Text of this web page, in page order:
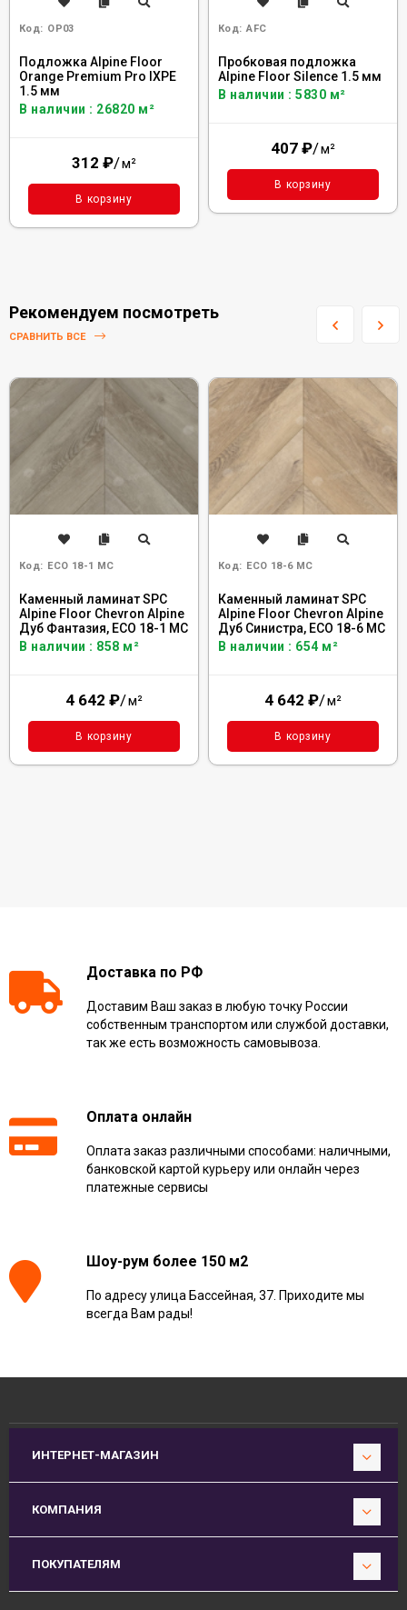
Код: OP03
Подложка Alpine Floor
Orange Premium Pro IXPE
1.5 мм
В наличии : 26820 м²
312 ₽/м²
В корзину
Код: AFC
Пробковая подложка
Alpine Floor Silence 1.5 мм
В наличии : 5830 м²
407 ₽/м²
В корзину
Рекомендуем посмотреть
СРАВНИТЬ ВСЕ
Код: ECO 18-1 MC
Каменный ламинат SPC
Alpine Floor Chevron Alpine
Дуб Фантазия, ECO 18-1 MC
В наличии : 858 м²
4 642 ₽/м²
В корзину
Код: ECO 18-6 MC
Каменный ламинат SPC
Alpine Floor Chevron Alpine
Дуб Синистра, ECO 18-6 MC
В наличии : 654 м²
4 642 ₽/м²
В корзину
Доставка по РФ
Доставим Ваш заказ в любую точку России
собственным транспортом или службой доставки,
так же есть возможность самовывоза.
Оплата онлайн
Оплата заказ различными способами: наличными,
банковской картой курьеру или онлайн через
платежные сервисы
Шоу-рум более 150 м2
По адресу улица Бассейная, 37. Приходите мы
всегда Вам рады!
ИНТЕРНЕТ-МАГАЗИН
КОМПАНИЯ
ПОКУПАТЕЛЯМ